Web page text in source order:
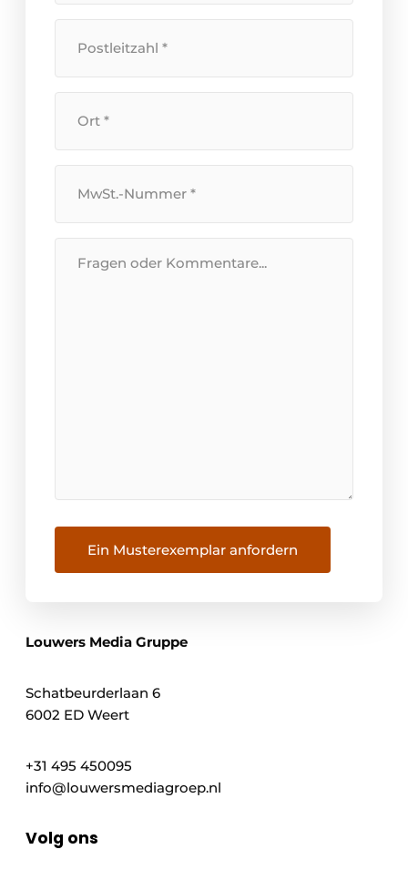
Identifikationsnummer
Ein Musterexemplar anfordern
Louwers Media Gruppe
Schatbeurderlaan 6
6002 ED Weert
+31 495 450095
info@louwersmediagroep.nl
Volg ons